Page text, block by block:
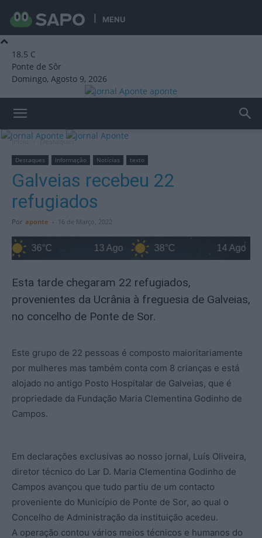
MENU
18.5 C
Ponte de Sôr
Domingo, Agosto 9, 2026
aponte
Início Destaques
Destaques Informação Notícias texto
Galveias recebeu 22
refugiados
Por aponte - 16 de Março, 2022
36°C 13 Ago 38°C 14 Ago
Esta tarde chegaram 22 refugiados,
provenientes da Ucrânia à freguesia de Galveias,
no concelho de Ponte de Sor.
Este grupo de 22 pessoas é composto maioritariamente
por mulheres mas também conta com 8 crianças e está
alojado no antigo Posto Hospitalar de Galveias, que é
propriedade da Fundação Maria Clementina Godinho de
Campos.
Em declarações exclusivas ao nosso jornal, Luís Oliveira,
diretor técnico do Lar D. Maria Clementina Godinho de
Campos avançou que tudo partiu de um contacto
proveniente do Município de Ponte de Sor, ao qual o
Concelho de Administração da instituição acedeu.
A operação contou vários meios técnicos e humanos do